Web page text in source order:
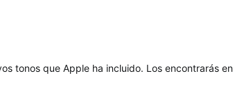
tonos que Apple ha incluido. Los encontrarás en